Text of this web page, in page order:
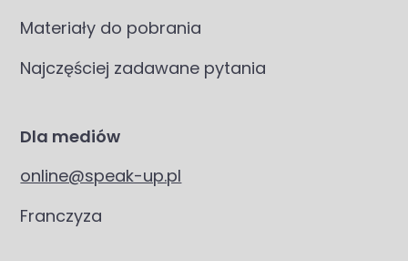
Materiały do pobrania
Najczęściej zadawane pytania
Dla mediów
online@speak-up.pl
Franczyza